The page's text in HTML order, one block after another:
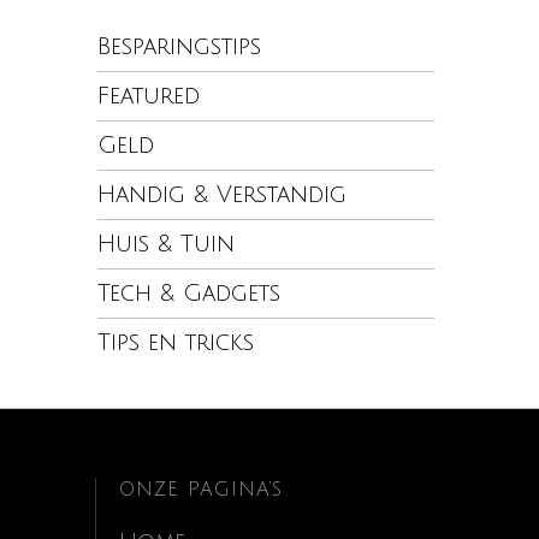
Besparingstips
Featured
Geld
Handig & Verstandig
Huis & Tuin
Tech & Gadgets
Tips en tricks
ONZE PAGINA’S